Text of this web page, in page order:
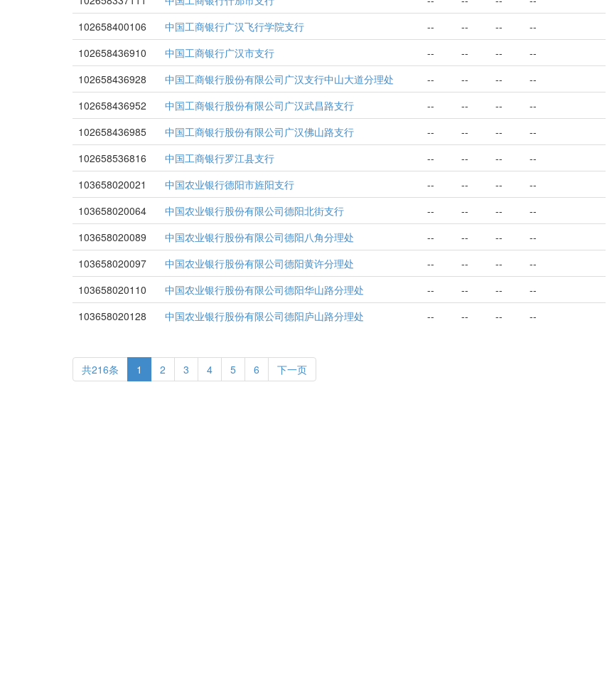
102658400106
中国工商银行广汉飞行学院支行 -- -- --
--
102658436910
中国工商银行广汉市支行 -- -- --
--
102658436928
中国工商银行股份有限公司广汉支行中山大道分理处 -- -- --
--
102658436952
中国工商银行股份有限公司广汉武昌路支行 -- -- --
--
102658436985
中国工商银行股份有限公司广汉佛山路支行 -- -- --
--
102658536816
中国工商银行罗江县支行 -- -- --
--
103658020021
中国农业银行德阳市旌阳支行 -- -- --
--
103658020064
中国农业银行股份有限公司德阳北街支行 -- -- --
--
103658020089
中国农业银行股份有限公司德阳八角分理处 -- -- --
--
103658020097
中国农业银行股份有限公司德阳黄许分理处 -- -- --
--
103658020110
中国农业银行股份有限公司德阳华山路分理处 -- -- --
--
103658020128
中国农业银行股份有限公司德阳庐山路分理处 -- -- -- --
共216条 1 2 3 4 5 6 下一页